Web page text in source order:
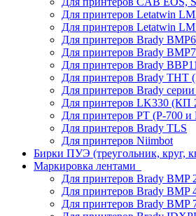
Для принтеров Letatwin
Для принтеров Letatwin
Для принтеров Brady
Для принтеров Brady
Для принтеров Brady
Для принтеров Brady THT
Для принтеров Brady
Для принтеров LK330 (КП
Для принтеров PT (P-700 и
Для принтеров Brady TLS
Для принтеров Niimbot
Бирки ПУЭ (треугольник, круг,
Маркировка лентами
Для принтеров Brady BMP
Для принтеров Brady BMP
Для принтеров Brady BMP